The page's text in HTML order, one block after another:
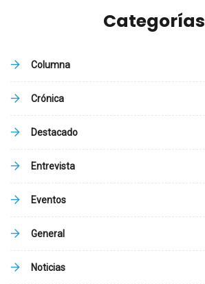
Categorías
Columna
Crónica
Destacado
Entrevista
Eventos
General
Noticias